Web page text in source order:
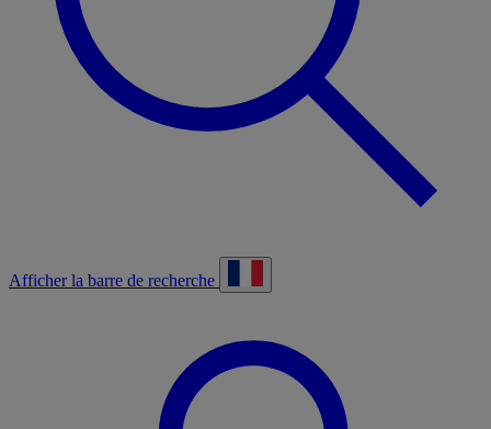
Afficher la barre de recherche